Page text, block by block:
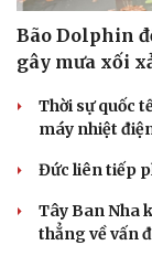
Bão Dolphin
gây mưa xối
Thời sự quốc
máy nhiệt
Đức liên tiếp
Tây Ban Nha
thẳng về vấn